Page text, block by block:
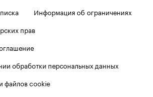
Информация об ограничениях
прав
обработки персональных данных
файлов cookie